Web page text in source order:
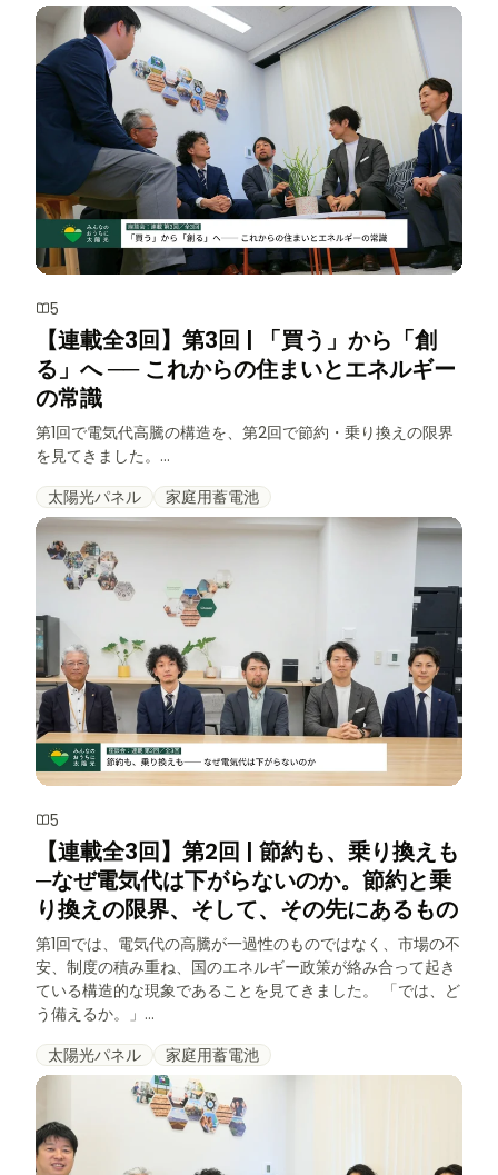
5
【連載全3回】第3回 | 「買う」から「創
る」へ ── これからの住まいとエネルギー
の常識
第1回で電気代高騰の構造を、第2回で節約・乗り換えの限界
を見てきました。...
太陽光パネル
家庭用蓄電池
5
【連載全3回】第2回 | 節約も、乗り換えも
─なぜ電気代は下がらないのか。節約と乗
り換えの限界、そして、その先にあるもの
第1回では、電気代の高騰が一過性のものではなく、市場の不
安、制度の積み重ね、国のエネルギー政策が絡み合って起き
ている構造的な現象であることを見てきました。 「では、ど
う備えるか。」...
太陽光パネル
家庭用蓄電池